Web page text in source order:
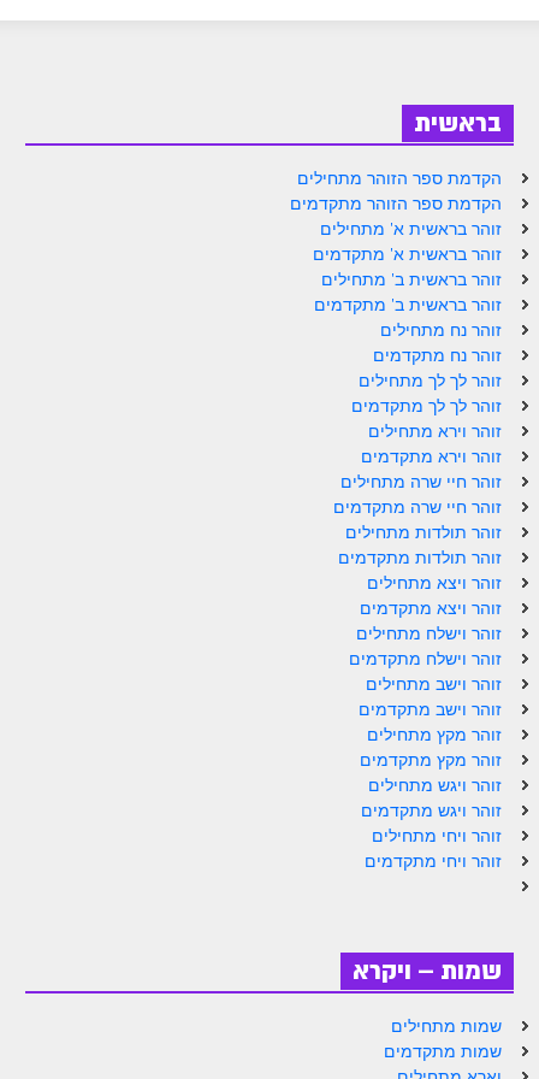
ספר הזוהר נח מתחילים
ספר הזוהר נח מתקדמים
ספר הזוהר לך לך מתחילים
ספר הזוהר לך לך מתקדמים
ספר הזוהר וירא מתחילים
ספר הזוהר וירא מתקדמים
ספר הזוהר חיי שרה מתחילים
ספר הזוהר חיי שרה מתקדמים
ספר הזוהר תולדות מתחילים
ספר הזוהר ויצא מתחילים
ספר הזוהר ויצא מתקדמים
ספר הזוהר וישלח מתחילים
הזוהר הקדוש וישלח מתקדמים
הזוהר הקדוש וישב מתחילים
הזוהר הקדוש וישב מתקדמים
הזוהר הקדוש מקץ מתחילים
הזוהר הקדוש ויגש מתקדמים
הזוהר הקדוש ויחי מתחילים
בראשית
הקדמת ספר הזוהר מתחילים
הקדמת ספר הזוהר מתקדמים
זוהר בראשית א' מתחילים
זוהר בראשית א' מתקדמים
זוהר בראשית ב' מתחילים
זוהר בראשית ב' מתקדמים
זוהר נח מתחילים
זוהר נח מתקדמים
זוהר לך לך מתחילים
זוהר לך לך מתקדמים
זוהר וירא מתחילים
זוהר וירא מתקדמים
זוהר חיי שרה מתחילים
זוהר חיי שרה מתקדמים
זוהר תולדות מתחילים
זוהר תולדות מתקדמים
זוהר ויצא מתחילים
זוהר ויצא מתקדמים
זוהר וישלח מתחילים
זוהר וישלח מתקדמים
זוהר וישב מתחילים
זוהר וישב מתקדמים
זוהר מקץ מתחילים
זוהר מקץ מתקדמים
זוהר ויגש מתחילים
זוהר ויגש מתקדמים
זוהר ויחי מתחילים
זוהר ויחי מתקדמים
שמות – ויקרא
שמות מתחילים
שמות מתקדמים